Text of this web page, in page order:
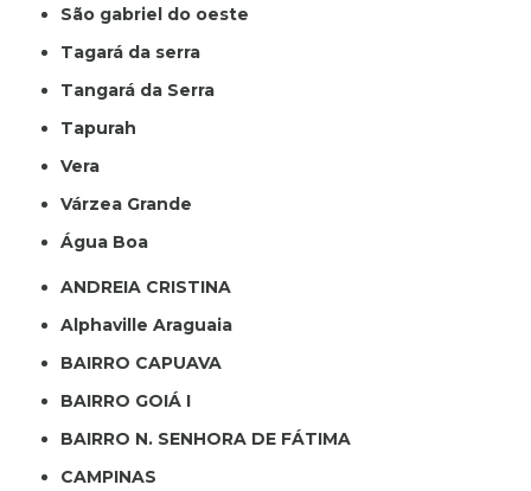
São gabriel do oeste
Tagará da serra
Tangará da Serra
Tapurah
Vera
Várzea Grande
Água Boa
ANDREIA CRISTINA
Alphaville Araguaia
BAIRRO CAPUAVA
BAIRRO GOIÁ I
BAIRRO N. SENHORA DE FÁTIMA
CAMPINAS